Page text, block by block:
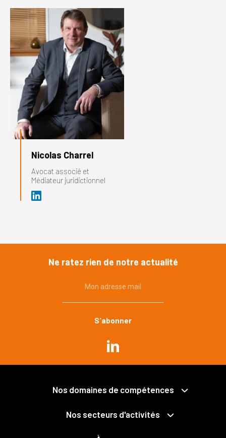
Nicolas Charrel
Avocat associé et
Médiateur juridictionnel
Ne ratez rien de notre actualité
Mon adresse mail
Nos domaines de compétences
Commande publique
Urbanisme, environnement
Immobilier, construction
Collectivités territoriales et intercommunalité
Fonction publique
NTIC / Données personnelles
Nos secteurs d'activités
Mobilités
Déchets
Logements